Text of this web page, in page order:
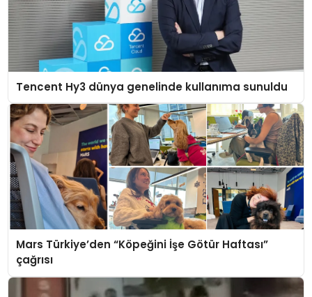
Tencent Hy3 dünya genelinde kullanıma sunuldu
Mars Türkiye’den “Köpeğini İşe Götür Haftası”
çağrısı